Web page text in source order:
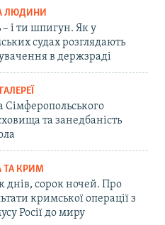
ЛЮДИНИ
і ти шпигун. Як у
судах розглядають
в держзраді
Сімферопольського
та занедбаність
ТА КРИМ
днів, сорок ночей. Про
кримської операції з
Росії до миру